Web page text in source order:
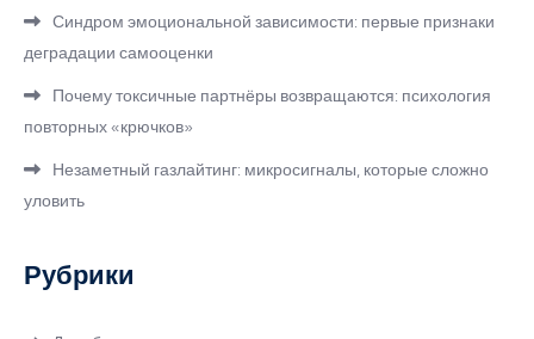
Синдром эмоциональной зависимости: первые признаки
деградации самооценки
Почему токсичные партнёры возвращаются: психология
повторных «крючков»
Незаметный газлайтинг: микросигналы, которые сложно
уловить
Рубрики